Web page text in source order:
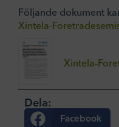
Följande dokument
Xintela-
Xintela-
Dela:
Facebook